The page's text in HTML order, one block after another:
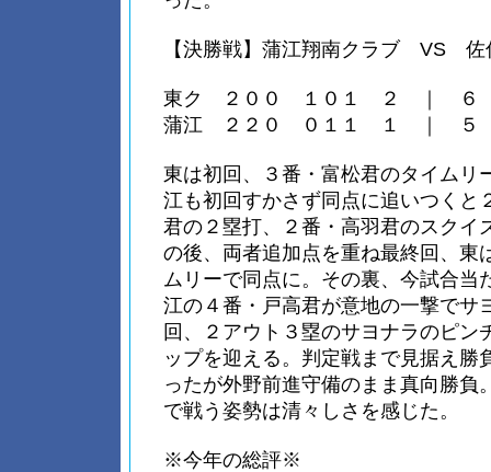
【決勝戦】蒲江翔南クラブ VS 佐
東ク ２００ １０１ ２ ｜ ６
蒲江 ２２０ ０１１ １ ｜ ５
東は初回、３番・富松君のタイムリ
江も初回すかさず同点に追いつくと
君の２塁打、２番・高羽君のスクイ
の後、両者追加点を重ね最終回、東
ムリーで同点に。その裏、今試合当
江の４番・戸高君が意地の一撃でサ
回、２アウト３塁のサヨナラのピン
ップを迎える。判定戦まで見据え勝
ったが外野前進守備のまま真向勝負
で戦う姿勢は清々しさを感じた。
※今年の総評※